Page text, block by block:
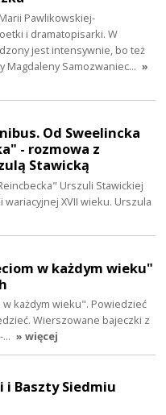
Pawlikowskiej-
i dramatopisarki. W
jest intensywnie, bo też
Magdaleny Samozwaniec… »
Od Sweelincka
- rozmowa z
Stawicką
Urszuli Stawickiej
XVII wieku. Urszula
w każdym wieku"
każdym wieku". Powiedzieć
Wierszowane bajeczki z
… » więcej
i Baszty Siedmiu